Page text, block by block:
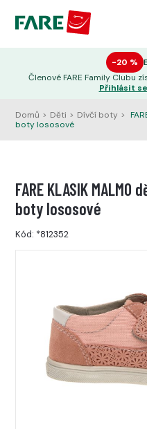
−20 %
Členové FARE Family Clubu
Přihlásit se
Domů > Děti > Dívčí boty >
boty lososové
FARE KLASIK
boty lososové
Kód: *812352